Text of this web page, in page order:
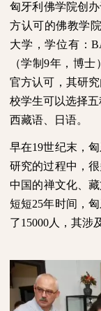
匈牙利佛学院创
方认可的佛教学
大学，学位有：
（学制9年，博士
官方认可，其研
校学生可以选择五
西藏语、日语。
早在19世纪末，
研究的过程中，
中国的禅文化、
短短25年时间，
了15000人，其涉